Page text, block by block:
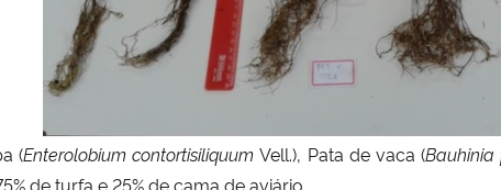
(Enterolobium contortisiliquumVell.), Pata de vaca (
de turfa e 25% de cama de aviário.